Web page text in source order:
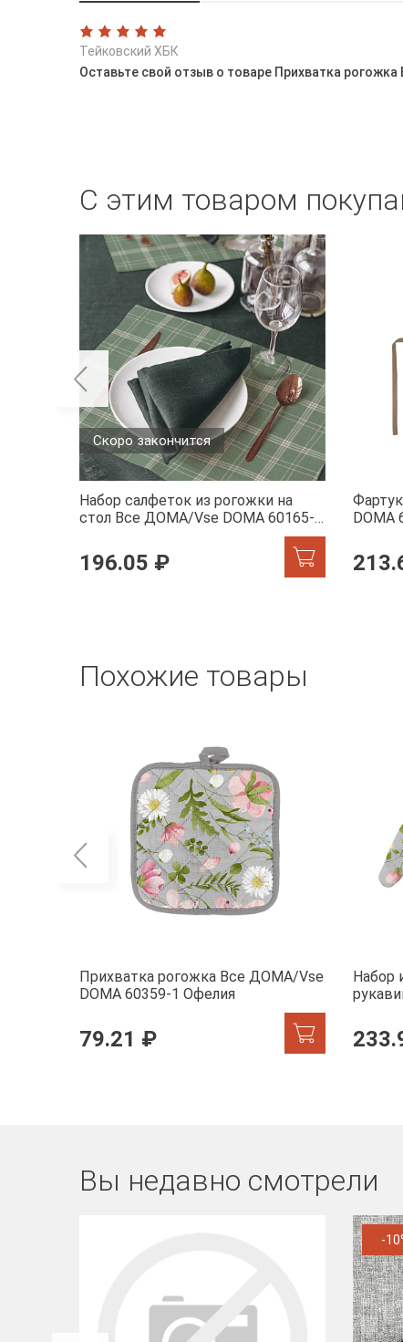
Тейковский ХБК
Оставьте свой отзыв о товаре Прихватка
С этим товаром
Скоро закончится
Набор салфеток из рогожки на
стол Все ДОМА/Vse DOMA 60165-1
196.05 ₽
DOMA
Похожие товары
Прихватка рогожка Все ДОМА/Vse
DOMA 60359-1 Офелия
79.21 ₽
Набор
Вы недавно смотрели
-